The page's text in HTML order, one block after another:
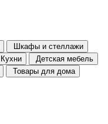
Шкафы и стеллажи
Кухни
Детская мебель
Товары для дома